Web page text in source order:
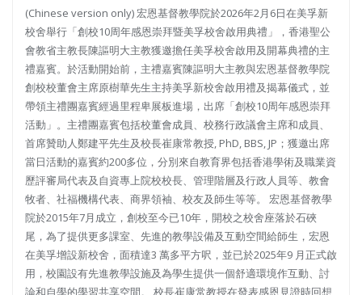
(Chinese version only) 宏恩基督教學院於2026年2月6日在美孚新
校舍舉行「創校10周年感恩崇拜暨美孚校舍啟用典禮」，香港聖公
會教省主教長陳謳明大主教獲邀擔任美孚校舍啟用及開幕典禮的主
禮嘉賓。於活動開始前，主禮嘉賓陳謳明大主教與宏恩基督教學院
創校校董會主席原樹華先生主持美孚新校舍啟用禮及揭幕儀式，並
帶領主禮團嘉賓經過里程卑展板進場，出席「創校10周年感恩崇拜
活動」。主禮團嘉賓包括校董會成員、校務行政議會主席和成員、
首席贊助人鄭建平先生及校長崔康常教授, PhD, BBS, JP；獲邀出席
當日活動的嘉賓約200多位，分別來自教育界包括香港學術及職業資
歷評審局代表及自資專上院校校長、管理階層及行政人員等、教會
牧者、社福機構代表、商界領袖、校友及師生等等。 宏恩基督教學
院於2015年7月成立，創校至今已10年，開校之校舍座落於石硤
尾，為了提供更多課室、先進的教學設備及互動空間給師生，宏恩
在美孚增設新校舍，面積達3 萬多平方呎，並已於2025年9 月正式啟
用，校園設有先進教學設施及為學生提供一個舒適環境作互動、討
論和自學的學習共享空間。 校長崔康常教授在發表感恩見證時回想